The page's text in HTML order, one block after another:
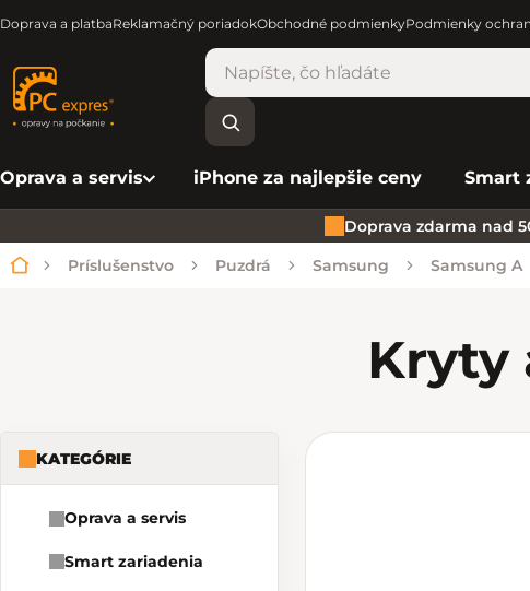
Doprava a platbaReklamačný poriadokObchodné podmienkyPodmienky
Oprava a servis iPhone za najlepšie ceny Smart
Doprava zdarma nad
Domov
Príslušenstvo Puzdrá Samsung Samsung A
Kryty
Bočný panel
KATEGÓRIE
Oprava a servis
Smart zariadenia